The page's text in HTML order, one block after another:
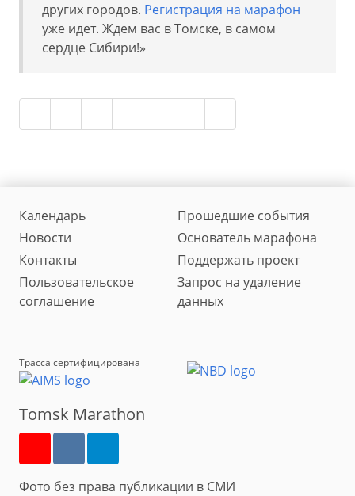
других городов. Регистрация на марафон
уже идет. Ждем вас в Томске, в самом
сердце Сибири!»
Календарь
Прошедшие события
Новости
Основатель марафона
Контакты
Поддержать проект
Пользовательское
соглашение
Запрос на удаление
данных
Трасса сертифицирована
Tomsk Marathon
Фото без права публикации в СМИ